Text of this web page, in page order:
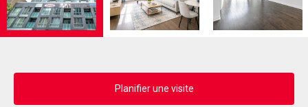
Planifier une visite